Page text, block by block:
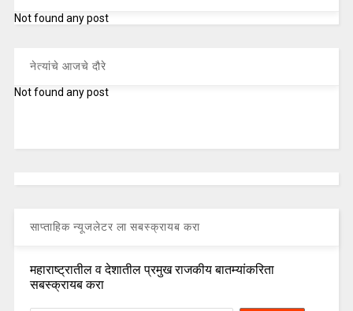
Not found any post
नेत्यांचे आजचे दौरे
Not found any post
साप्ताहिक न्यूजलेटर ला सबस्क्रायब करा
महाराष्ट्रातील व देशातील प्रमुख राजकीय बातम्यांकरिता
सबस्क्रायब करा